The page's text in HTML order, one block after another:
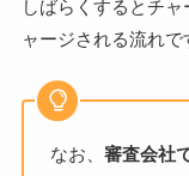
しばらくするとチ
ャージされる流れで
なお、審査会社